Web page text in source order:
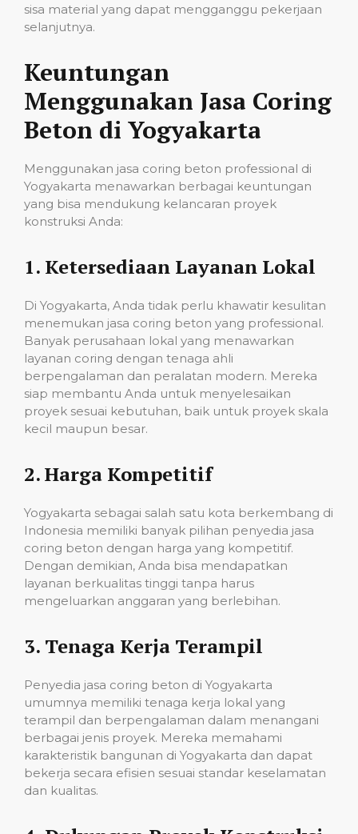
sisa material yang dapat mengganggu pekerjaan
selanjutnya.
Keuntungan
Menggunakan Jasa Coring
Beton di Yogyakarta
Menggunakan jasa coring beton professional di
Yogyakarta menawarkan berbagai keuntungan
yang bisa mendukung kelancaran proyek
konstruksi Anda:
1. Ketersediaan Layanan Lokal
Di Yogyakarta, Anda tidak perlu khawatir kesulitan
menemukan jasa coring beton yang professional.
Banyak perusahaan lokal yang menawarkan
layanan coring dengan tenaga ahli
berpengalaman dan peralatan modern. Mereka
siap membantu Anda untuk menyelesaikan
proyek sesuai kebutuhan, baik untuk proyek skala
kecil maupun besar.
2.Harga Kompetitif
Yogyakarta sebagai salah satu kota berkembang di
Indonesia memiliki banyak pilihan penyedia jasa
coring beton dengan harga yang kompetitif.
Dengan demikian, Anda bisa mendapatkan
layanan berkualitas tinggi tanpa harus
mengeluarkan anggaran yang berlebihan.
3. Tenaga Kerja Terampil
Penyedia jasa coring beton di Yogyakarta
umumnya memiliki tenaga kerja lokal yang
terampil dan berpengalaman dalam menangani
berbagai jenis proyek. Mereka memahami
karakteristik bangunan di Yogyakarta dan dapat
bekerja secara efisien sesuai standar keselamatan
dan kualitas.